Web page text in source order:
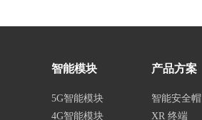
智能模块
5G智能模块
4G智能模块
产品方案
智能安全帽
XR 终端